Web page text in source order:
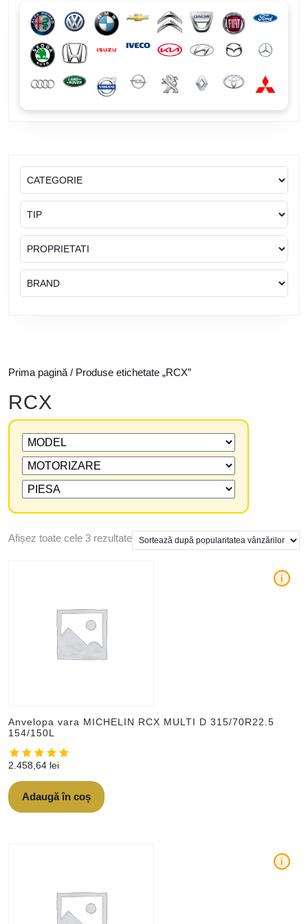
Prima pagină / Produse etichetate „RCX”
RCX
Afișez toate cele 3 rezultate
Anvelopa vara MICHELIN RCX MULTI D 315/70R22.5
154/150L
i
2.458,64 lei
Adaugă în coș
i